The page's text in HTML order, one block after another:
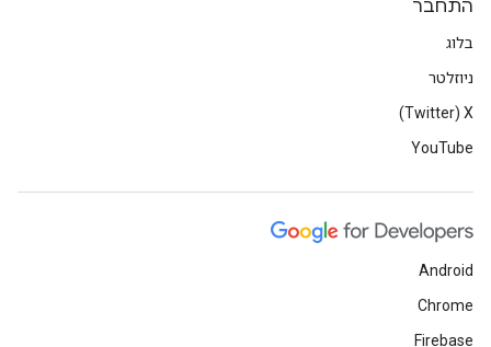
התחבר
בלוג
ניוזלטר
X‏ (Twitter)
YouTube
Android
Chrome
Firebase